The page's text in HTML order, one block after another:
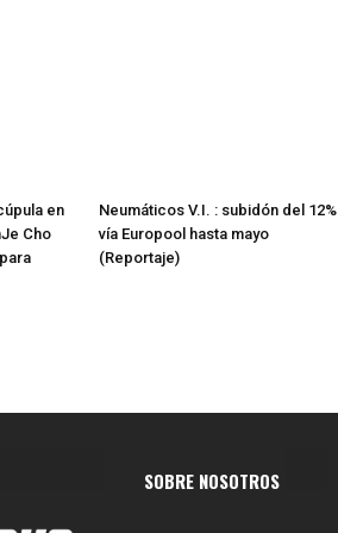
en
Cho
Neumáticos V.I. : subidón del 12%
vía Europool hasta mayo
(Reportaje)
SOBRE NOSOTROS